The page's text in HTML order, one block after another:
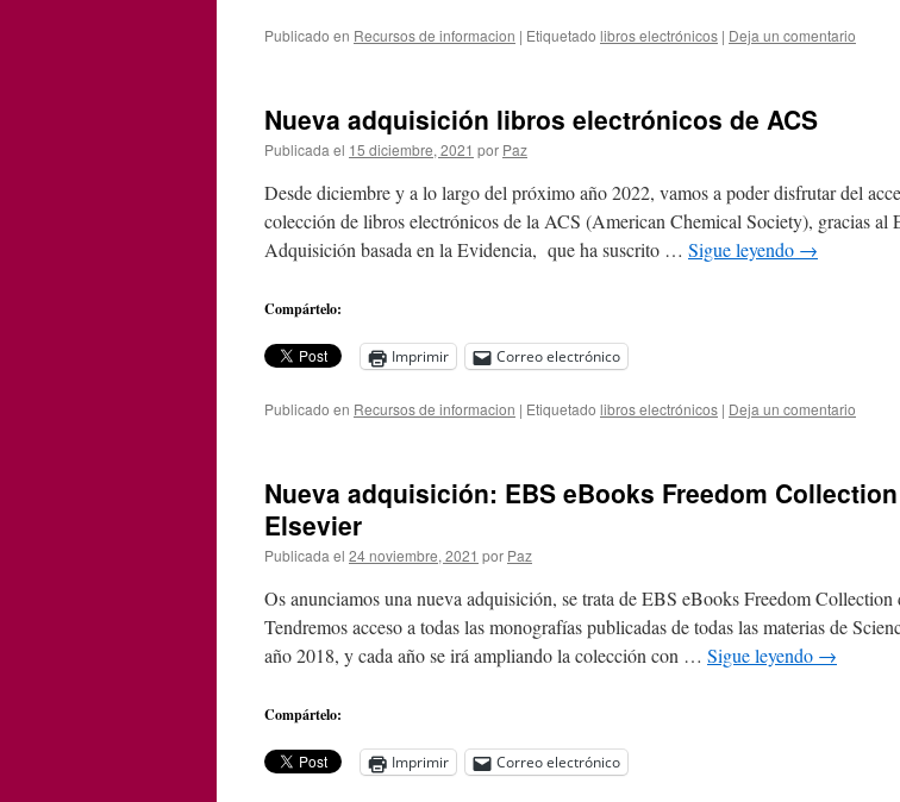
Publicado en Recursos de informacion | Etiquetado libros electrónicos | Deja un comentario
Nueva adquisición libros electrónicos de ACS
Publicada el 15 diciembre, 2021 por Paz
Desde diciembre y a lo largo del próximo año 2022, vamos a poder disfrutar del
colección de libros electrónicos de la ACS (American Chemical Society), gracias al
Adquisición basada en la Evidencia, que ha suscrito … Sigue leyendo →
Compártelo:
Imprimir Correo electrónico
Publicado en Recursos de informacion | Etiquetado libros electrónicos | Deja un comentario
Nueva adquisición: EBS eBooks Freedom
Elsevier
Publicada el 24 noviembre, 2021 por Paz
Os anunciamos una nueva adquisición, se trata de EBS eBooks Freedom Collection
Tendremos acceso a todas las monografías publicadas de todas las materias de
año 2018, y cada año se irá ampliando la colección con … Sigue leyendo →
Compártelo:
Imprimir Correo electrónico